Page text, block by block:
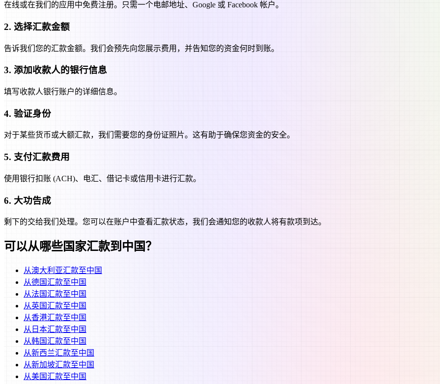
在线或在我们的应用中免费注册。只需一个电邮地址、Google 或 Facebook 帐户。
2. 选择汇款金额
告诉我们您的汇款金额。我们会预先向您展示费用，并告知您的资金何时到账。
3. 添加收款人的银行信息
填写收款人银行账户的详细信息。
4. 验证身份
对于某些货币或大额汇款，我们需要您的身份证照片。这有助于确保您资金的安全。
5. 支付汇款费用
使用银行扣账 (ACH)、电汇、借记卡或信用卡进行汇款。
6. 大功告成
剩下的交给我们处理。您可以在账户中查看汇款状态，我们会通知您的收款人将有款项到达。
可以从哪些国家汇款到中国？
从澳大利亚汇款至中国
从德国 汇款至中国
从法国汇款至中国
从英国 汇款至中国
从香港汇款至中国
从 日本汇款至中国
从韩国 汇款至中国
从新西兰汇款至中国
从新加坡汇款至中国
从美国 汇款至中国